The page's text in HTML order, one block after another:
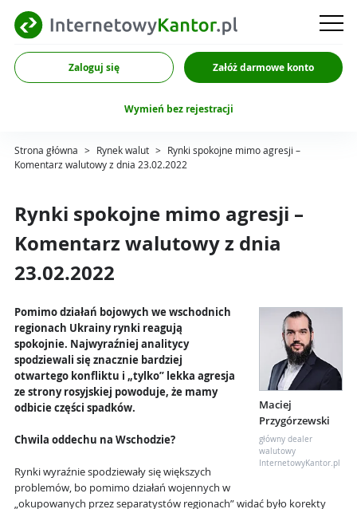
Zaloguj się Załóż darmowe konto
Wymień bez rejestracji
Strona główna > Rynek walut > Rynki spokojne mimo agresji –
Komentarz walutowy z dnia 23.02.2022
Rynki spokojne mimo agresji –
Komentarz walutowy z dnia
23.02.2022
Maciej
Przygórzewski
główny dealer
walutowy
InternetowyKantor.pl
Pomimo działań bojowych we wschodnich
regionach Ukrainy rynki reagują
spokojnie. Najwyraźniej analitycy
spodziewali się znacznie bardziej
otwartego konfliktu i „tylko” lekka agresja
ze strony rosyjskiej powoduje, że mamy
odbicie części spadków.
Chwila oddechu na Wschodzie?
Rynki wyraźnie spodziewały się większych
problemów, bo pomimo działań wojennych w
„okupowanych przez separatystów regionach” widać było korekty